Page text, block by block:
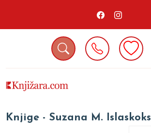
Knjige - Suzana M. Islaskoks